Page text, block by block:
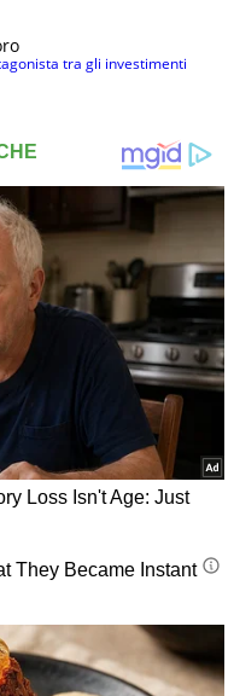
tra gli investimenti